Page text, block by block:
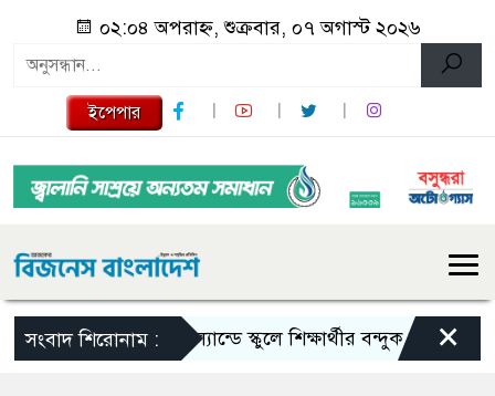
০২:০৪ অপরাহ্ন, শুক্রবার, ০৭ অগাস্ট ২০২৬
ইপেপার
সংবাদ শিরোনাম :থাইল্যান্ডে স্কুলে শিক্ষার্থীর বন্দুক হামলা, ×